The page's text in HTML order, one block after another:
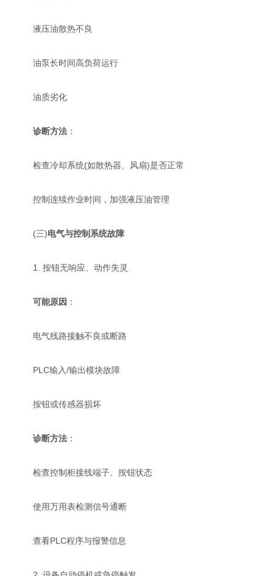
液压油散热不良
油泵长时间高负荷运行
油质劣化
诊断方法 ：
检查冷却系统(如散热器、风扇)是否正常
控制连续作业时间，加强液压油管理
(三)电气与控制系统故障
1. 按钮无响应、动作失灵
可能原因 ：
电气线路接触不良或断路
PLC输入/输出模块故障
按钮或传感器损坏
诊断方法 ：
检查控制柜接线端子、按钮状态
使用万用表检测信号通断
查看PLC程序与报警信息